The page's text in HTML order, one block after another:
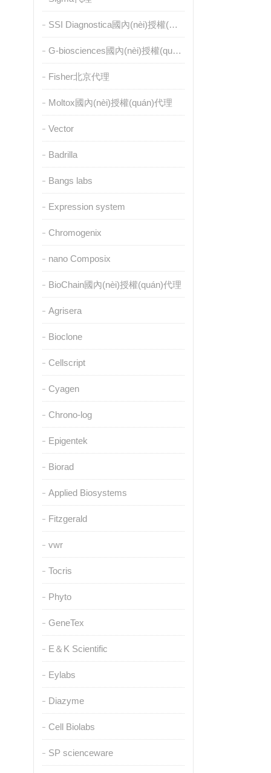
SSI Diagnostica國內(nèi)授權(quán)代理
G-biosciences國內(nèi)授權(quán)代理
Fisher北京代理
Moltox國內(nèi)授權(quán)代理
Vector
Badrilla
Bangs labs
Expression system
Chromogenix
nano Composix
BioChain國內(nèi)授權(quán)代理
Agrisera
Bioclone
Cellscript
Cyagen
Chrono-log
Epigentek
Biorad
Applied Biosystems
Fitzgerald
vwr
Tocris
Phyto
GeneTex
E＆K Scientific
Eylabs
Diazyme
Cell Biolabs
SP scienceware